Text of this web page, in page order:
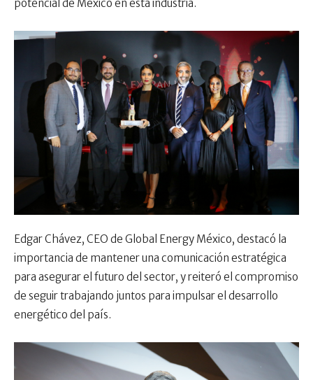
potencial de México en esta industria.
Edgar Chávez, CEO de Global Energy México, destacó la
importancia de mantener una comunicación estratégica
para asegurar el futuro del sector, y reiteró el compromiso
de seguir trabajando juntos para impulsar el desarrollo
energético del país.